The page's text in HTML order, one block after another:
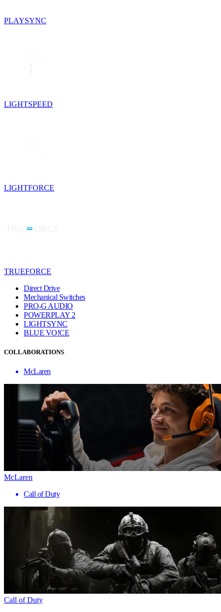
PLAYSYNC
LIGHTSPEED
LIGHTFORCE
TRUEFORCE
Direct Drive
Mechanical Switches
PRO-G AUDIO
POWERPLAY 2
LIGHTSYNC
BLUE VO!CE
COLLABORATIONS
McLaren
McLaren
Call of Duty
Call of Duty